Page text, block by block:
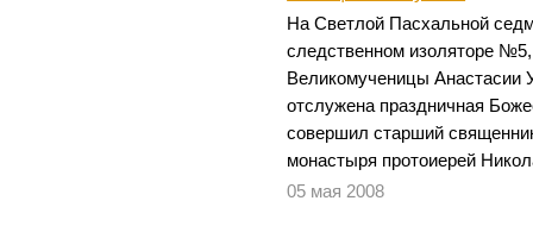
На Светлой Пасхальной
следственном изоляторе
Великомученицы
отслужена праздничная
совершил старший
монастыря протоиерей
05 мая 2008